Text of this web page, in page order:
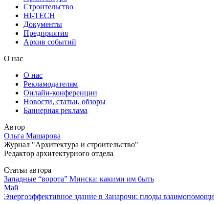
Строительство
HI-TECH
Документы
Предприятия
Архив событий
О нас
О нас
Рекламодателям
Онлайн-конференции
Новости, статьи, обзоры
Баннерная реклама
Автор
Ольга Машарова
Журнал "Архитектура и строительство"
Редактор архитектурного отдела
Статьи автора
Западные “ворота” Минска: какими им быть
Май
Энергоэффективное здание в Занарочи: плоды взаимопомощи